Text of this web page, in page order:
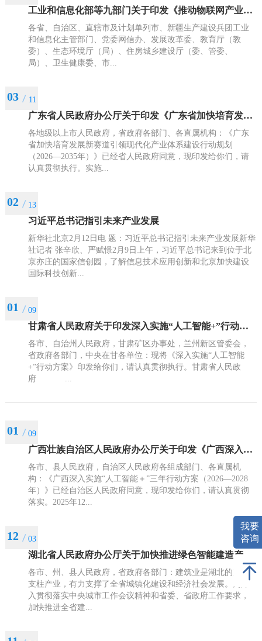
工业和信息化部等九部门关于印发《推动物联网产业创新发展行动方案（2026—2028年）》的通知
各省、自治区、直辖市及计划单列市、新疆生产建设兵团工业
和信息化主管部门、党委网信办、发展改革委、教育厅（教
委）、生态环境厅（局）、住房城乡建设厅（委、管委、
局）、卫生健康委、市...
03 11
广东省人民政府办公厅关于印发《广东省加快培育发展新赛道引领现代化产业体系建设行动规划（2026—2035年）》的通知
各地级以上市人民政府，省政府各部门、各直属机构：《广东
省加快培育发展新赛道引领现代化产业体系建设行动规划
（2026—2035年）》已经省人民政府同意，现印发给你们，请
认真贯彻执行。实施...
02 13
习近平总书记指引未来产业发展
新华社北京2月12日电 题：习近平总书记指引未来产业发展新华
社记者 张辛欣、严赋憬2月9日上午，习近平总书记来到位于北
京亦庄的国家信创园，了解信息技术应用创新和北京加快建设
国际科技创新...
01 09
甘肃省人民政府关于印发深入实施“人工智能+”行动方案的通知
各市、自治州人民政府，甘肃矿区办事处，兰州新区管委会，
省政府各部门，中央在甘各单位：现将《深入实施“人工智能
+”行动方案》印发给你们，请认真贯彻执行。甘肃省人民政
府 ...
01 09
广西壮族自治区人民政府办公厅关于印发《广西深入实施“人工智能＋”三年行动方案（2026—2028年）》的通知
各市、县人民政府，自治区人民政府各组成部门、各直属机
构：《广西深入实施“人工智能＋”三年行动方案（2026—2028
年）》已经自治区人民政府同意，现印发给你们，请认真贯彻
落实。2025年12...
12 03
湖北省人民政府办公厅关于加快推进绿色智能建造产业发展的实施意见
各市、州、县人民政府，省政府各部门：建筑业是湖北的重要
支柱产业，有力支撑了全省城镇化建设和经济社会发展。为深
入贯彻落实中央城市工作会议精神和省委、省政府工作要求，
加快推进全省建...
我要
咨询